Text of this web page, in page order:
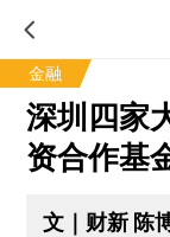
金融
深圳四家
资合作基
文｜财新 陈